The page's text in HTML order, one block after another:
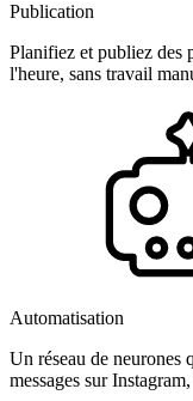
Publication
Planifiez et publiez des
l'heure, sans travail
Automatisation
Un réseau de neurones
messages sur